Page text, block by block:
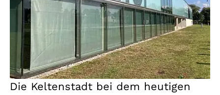
Die Keltenstadt bei dem heutigen